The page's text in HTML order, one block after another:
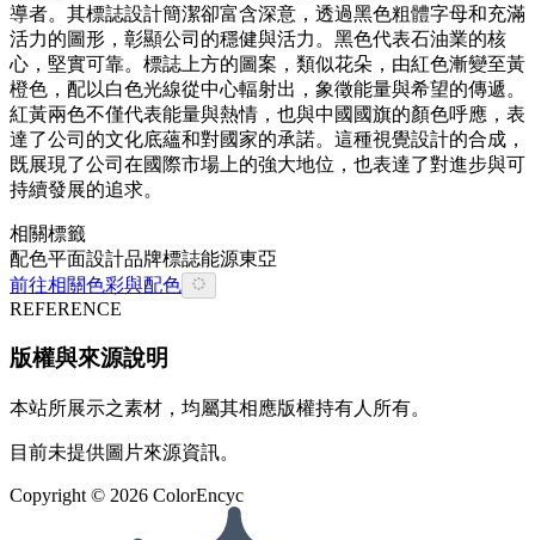
導者。其標誌設計簡潔卻富含深意，透過黑色粗體字母和充滿
活力的圖形，彰顯公司的穩健與活力。黑色代表石油業的核
心，堅實可靠。標誌上方的圖案，類似花朵，由紅色漸變至黃
橙色，配以白色光線從中心輻射出，象徵能量與希望的傳遞。
紅黃兩色不僅代表能量與熱情，也與中國國旗的顏色呼應，表
達了公司的文化底蘊和對國家的承諾。這種視覺設計的合成，
既展現了公司在國際市場上的強大地位，也表達了對進步與可
持續發展的追求。
相關標籤
配色平面設計品牌標誌能源東亞
前往相關色彩與配色
REFERENCE
版權與來源說明
本站所展示之素材，均屬其相應版權持有人所有。
目前未提供圖片來源資訊。
Copyright © 2026 ColorEncyc